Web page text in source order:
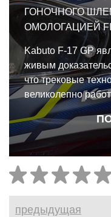
ГОНОЧНОГО
ОМОЛОГАЦИЕЙ
Kabuto F-17 GP
живым
что трековые
великолепно
улице. И даже для
райдера
преимущества
абсолютно
неоспоримы.
предыдущая